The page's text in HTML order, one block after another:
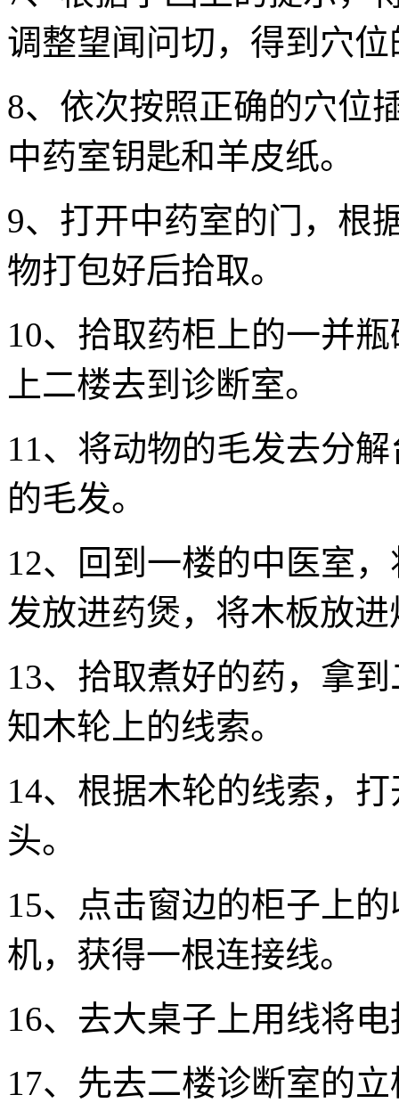
调整望闻问切，得到穴
8、依次按照正确的穴位
中药室钥匙和羊皮纸。
9、打开中药室的门，根
物打包好后拾取。
10、拾取药柜上的一并
上二楼去到诊断室。
11、将动物的毛发去分
的毛发。
12、回到一楼的中医室
发放进药煲，将木板放
13、拾取煮好的药，拿
知木轮上的线索。
14、根据木轮的线索，
头。
15、点击窗边的柜子上
机，获得一根连接线。
16、去大桌子上用线将
17、先去二楼诊断室的